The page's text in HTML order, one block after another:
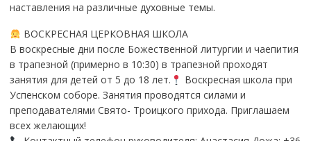
наставления на различные духовные темы.
ВОСКРЕСНАЯ ЦЕРКОВНАЯ ШКОЛА
В воскресные дни после Божественной литургии и чаепития
в трапезной (примерно в 10:30) в трапезной проходят
занятия для детей от 5 до 18 лет.
Воскресная школа при
Успенском соборе. Занятия проводятся силами и
преподавателями Свято- Троицкого прихода. Приглашаем
всех желающих!